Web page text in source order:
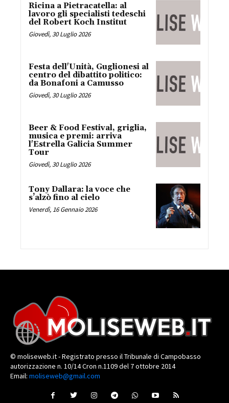
Ricina a Pietracatella: al
lavoro gli specialisti tedeschi
del Robert Koch Institut
Giovedì, 30 Luglio 2026
Festa dell'Unità, Guglionesi al
centro del dibattito politico:
da Bonafoni a Camusso
Giovedì, 30 Luglio 2026
Beer & Food Festival, griglia,
musica e premi: arriva
l'Estrella Galicia Summer
Tour
Giovedì, 30 Luglio 2026
Tony Dallara: la voce che
s’alzò fino al cielo
Venerdì, 16 Gennaio 2026
© moliseweb.it - Registrato presso il Tribunale di Campobasso
autorizzazione n. 10/14 Cron n.1109 del 7 ottobre 2014
Email: moliseweb@gmail.com